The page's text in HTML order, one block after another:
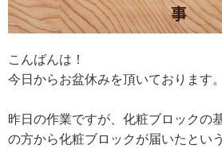
事
こんばんは！
今日からお盆休みを頂いております
昨日の作業ですが、化粧ブロックの
の方から化粧ブロックが届いたとい